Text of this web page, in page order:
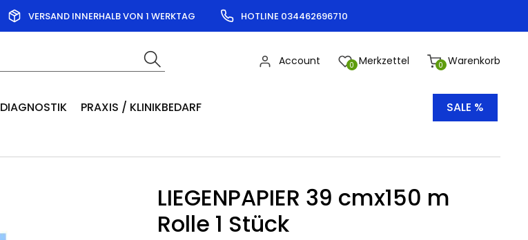
VERSAND INNERHALB VON 1 WERKTAG HOTLINE 034462696710
0 Warenkorb
0 Merkzettel
Account
DIAGNOSTIK PRAXIS / KLINIKBEDARF SALE %
LIEGENPAPIER 39 cmx150 m
Rolle 1 Stück